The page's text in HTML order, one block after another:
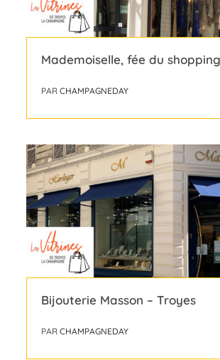
Mademoiselle, fée du
PAR CHAMPAGNEDAY
Bijouterie Masson – Troyes
PAR CHAMPAGNEDAY